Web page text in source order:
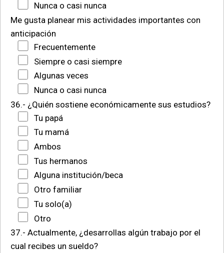
Nunca o casi nunca
Me gusta planear mis actividades importantes con
anticipación
Frecuentemente
Siempre o casi siempre
Algunas veces
Nunca o casi nunca
36.- ¿Quién sostiene económicamente sus estudios?
Tu papá
Tu mamá
Ambos
Tus hermanos
Alguna institución/beca
Otro familiar
Tu solo(a)
Otro
37.- Actualmente, ¿desarrollas algún trabajo por el
cual recibes un sueldo?